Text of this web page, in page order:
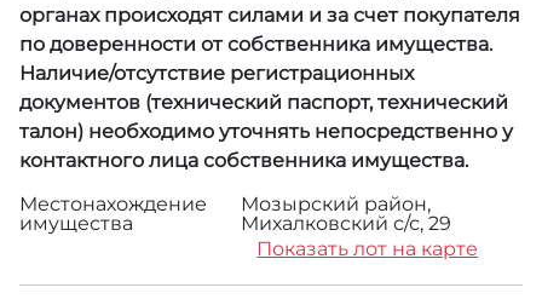
органах происходят силами и за счет покупателя
по доверенности от собственника имущества.
Наличие/отсутствие регистрационных
документов (технический паспорт, технический
талон) необходимо уточнять непосредственно у
контактного лица собственника имущества.
Местонахождение
имущества
Мозырский район,
Михалковский с/с, 29
Показать лот на карте